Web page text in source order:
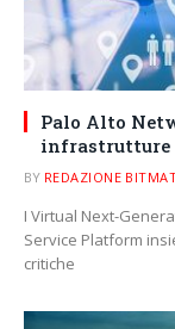
Palo Alto
infrastrutture
BY REDAZIONE
I Virtual Next-
Service Platform
critiche